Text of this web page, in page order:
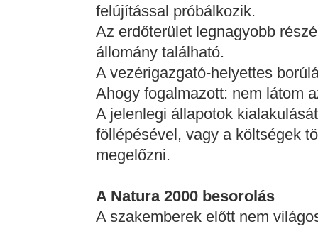
felújítással próbálkozik.
Az erdőterület legnagyobb
állomány található.
A vezérigazgató-helyettes
Ahogy fogalmazott: nem látom
A jelenlegi állapotok
föllépésével, vagy a költségek
megelőzni.
A Natura 2000 besorolás
A szakemberek előtt nem